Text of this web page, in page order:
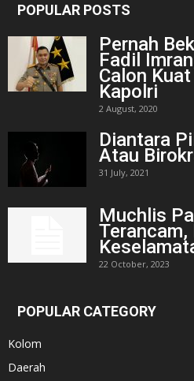
POPULAR POSTS
Pernah
Fadil
Calon
Kapolri
2 August, 2020
Diantara
Atau
31 July, 2021
Muchlis
Terancam,
22 October, 2023
POPULAR CATEGORY
Kolom
Daerah